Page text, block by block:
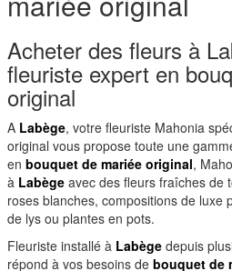
Acheter des fleurs à
fleuriste expert en
original
A Labège, votre fleuriste Mahonia
original vous propose toute une
en bouquet de mariée original,
à Labège avec des fleurs fraîches de
roses blanches, compositions de luxe
de lys ou plantes en pots.
Fleuriste installé à Labège depuis
répond à vos besoins de bouquet de